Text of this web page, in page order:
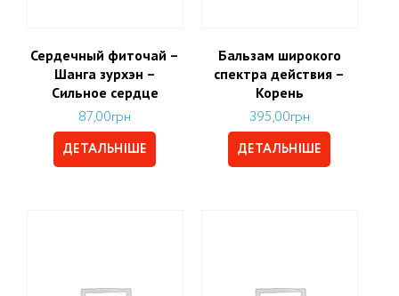
Сердечный фиточай –
Шанга зурхэн –
Сильное сердце
87,00грн
ДЕТАЛЬНІШЕ
Бальзам широкого
спектра действия –
Корень
395,00грн
ДЕТАЛЬНІШЕ